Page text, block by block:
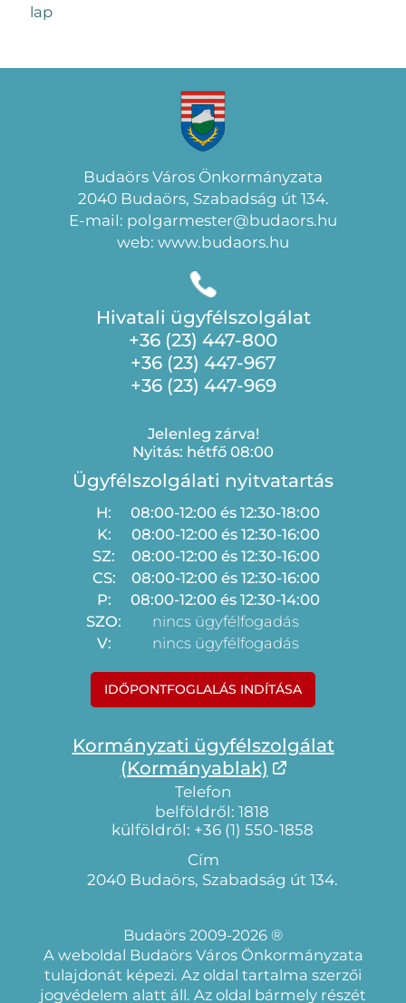
lap
Budaörs Város Önkormányzata
2040 Budaörs, Szabadság út 134.
E-mail: polgarmester@budaors.hu
web: www.budaors.hu
Hivatali ügyfélszolgálat
+36 (23) 447-800
+36 (23) 447-967
+36 (23) 447-969
Jelenleg zárva!
Nyitás: hétfő 08:00
Ügyfélszolgálati nyitvatartás
H:
08:00-12:00 és 12:30-18:00
K:
08:00-12:00 és 12:30-16:00
SZ:
08:00-12:00 és 12:30-16:00
CS:
08:00-12:00 és 12:30-16:00
P:
08:00-12:00 és 12:30-14:00
SZO:
nincs ügyfélfogadás
V:
nincs ügyfélfogadás
IDŐPONTFOGLALÁS INDÍTÁSA
Kormányzati ügyfélszolgálat
(Kormányablak)
Telefon
belföldről: 1818
külföldről: +36 (1) 550-1858
Cím
2040 Budaörs, Szabadság út 134.
Budaörs 2009-2026 ®
A weboldal Budaörs Város Önkormányzata
tulajdonát képezi. Az oldal tartalma szerzői
jogvédelem alatt áll. Az oldal bármely részét